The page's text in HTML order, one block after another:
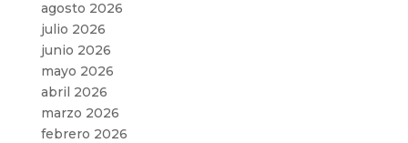
agosto 2026
julio 2026
junio 2026
mayo 2026
abril 2026
marzo 2026
febrero 2026